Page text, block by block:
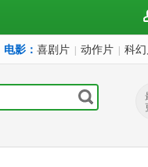
电影： 喜剧片 动作片 科